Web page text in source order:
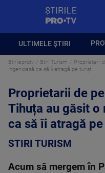
ULTIMELE ȘTIRI
Stirileprotv Stiri Turism
Proprietarii
ingenioasă ca să îi atragă pe turiști
Proprietarii de
Tihuța au găsit o
ca să îi atragă
STIRI TURISM
Acum să mergem în